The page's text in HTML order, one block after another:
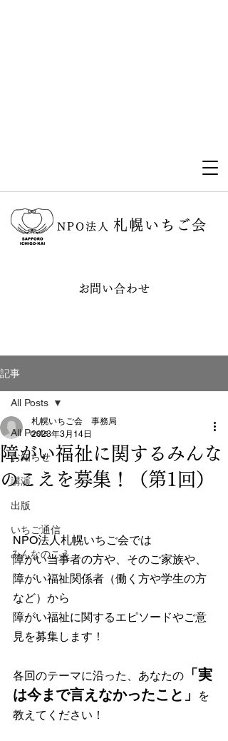
NPO法人 札幌いちご会
お問い合わせ
記事
All Posts
お知らせ
講演
出版
いちご通信
みんなのこえ
All Posts
障がい福祉に関するみんな
のこえを募集！（第1回）
札幌いちご会 事務局
2023年3月14日
NPO法人札幌いちご会では
障がい当事者の方や、そのご家族や、
障がい福祉関係者（働く方や学生の方
など）から
障がい福祉に関するエピソードやご意
見を募集します！
各回のテーマに沿った、あなたの
「実
は今まで言えなかったこと」
を
教えてください！